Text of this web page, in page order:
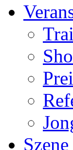
Szene